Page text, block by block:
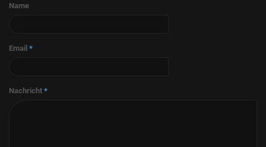
Name
Email *
Nachricht *